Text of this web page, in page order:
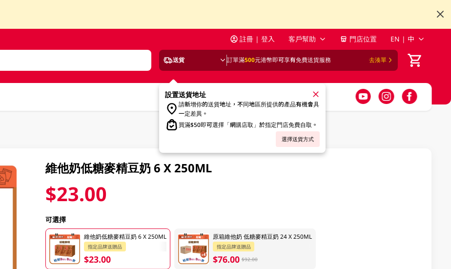
註冊 | 登入 客戶幫助 門店位置 EN | 中
送貨 訂單滿500元港幣即可享有免費送貨服務 去湊單
設置送貨地址
請新增你的送貨地址，不同地區所提供的產品有機會具
一定差異。
買滿$50即可選擇「網購店取」於指定門店免費自取。
選擇送貨方式
維他奶低糖麥精豆奶 6 X 250ML
$23.00
可選擇
維他奶低糖麥精豆奶 6 X 250ML
指定品牌送贈品
$23.00
原箱維他奶 低糖麥精豆奶 24 X 250ML
指定品牌送贈品
$76.00 $92.00